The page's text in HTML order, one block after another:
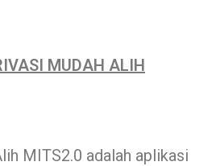
MUDAH ALIH
MITS2.0 adalah aplikasi